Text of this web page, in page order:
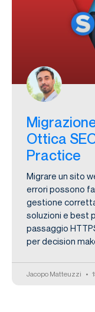
Ottica
Practice
Migrare un sito
errori possono
gestione
soluzioni e best
passaggio
per decision
Jacopo Matteuzzi